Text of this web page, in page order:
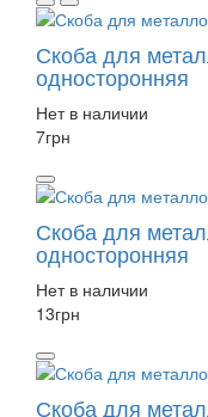
Скоба для
односторонняя
Нет в наличии
7грн
Скоба для
односторонняя
Нет в наличии
13грн
Скоба для